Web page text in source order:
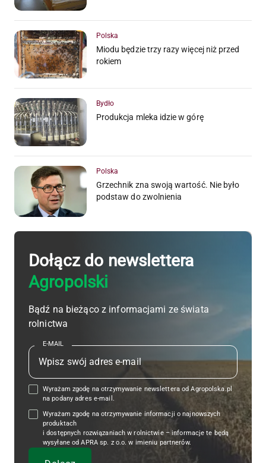
Polska
Miodu będzie trzy razy więcej niż przed
rokiem
Bydło
Produkcja mleka idzie w górę
Polska
Grzechnik zna swoją wartość. Nie było
podstaw do zwolnienia
Dołącz do newslettera
Agropolski
Bądź na bieżąco z informacjami ze świata
rolnictwa
E-MAIL
Wyrażam zgodę na otrzymywanie newslettera od Agropolska.pl
na podany adres e-mail.
Wyrażam zgodę na otrzymywanie informacji o najnowszych
produktach
i dostępnych rozwiązaniach w rolnictwie – informacje te będą
wysyłane od APRA sp. z o.o. w imieniu partnerów.